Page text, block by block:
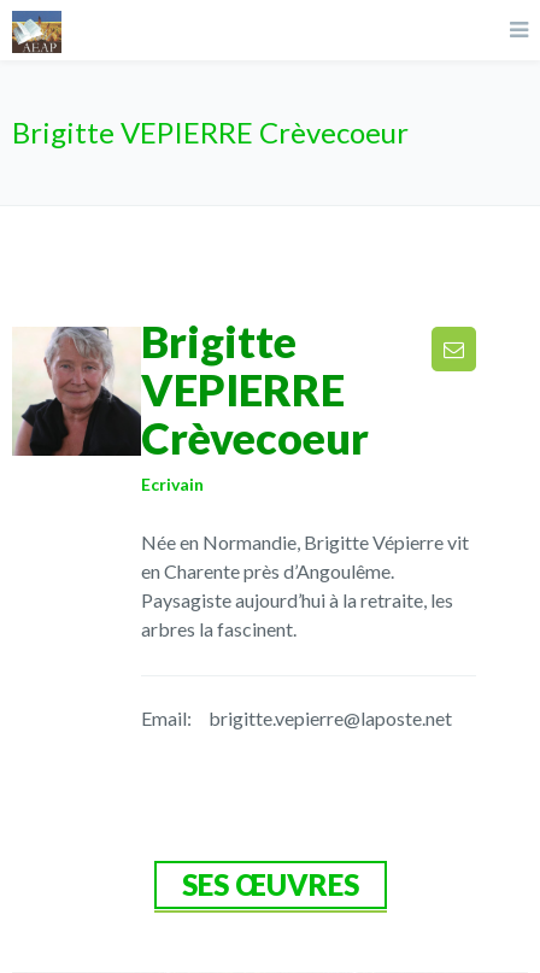
Brigitte VEPIERRE Crèvecoeur
Brigitte
VEPIERRE
Crèvecoeur
Ecrivain
Née en Normandie, Brigitte Vépierre vit
en Charente près d’Angoulême.
Paysagiste aujourd’hui à la retraite, les
arbres la fascinent.
Email: brigitte.vepierre@laposte.net
SES ŒUVRES